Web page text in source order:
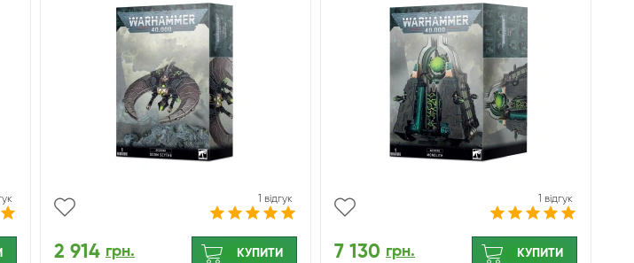
1 відгук
2 914 грн. КУПИТИ
1 відгук
7 130 грн. КУПИТИ